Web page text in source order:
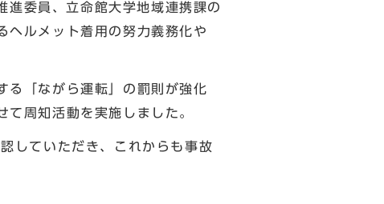
進委員、立命館大学地域連携課の
ヘルメット着用の努力義務化や
「ながら運転」の罰則が強化
周知活動を実施しました。
していただき、これからも事故
し上げます。